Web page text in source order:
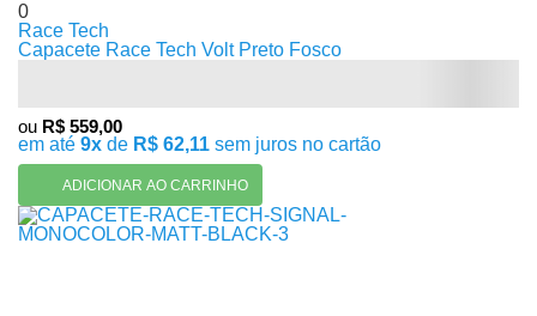
0
Race Tech
Capacete Race Tech Volt Preto Fosco
ou R$ 559,00
em até 9x de R$ 62,11 sem juros no cartão
ADICIONAR AO CARRINHO